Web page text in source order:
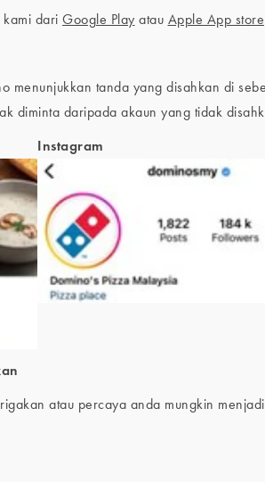
dari Google Play atau Apple App store
menunjukkan tanda yang disahkan di
diminta daripada akaun yang tidak
Instagram
atau percaya anda mungkin